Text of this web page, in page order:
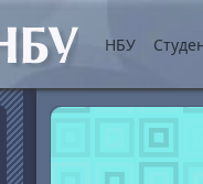
Прескочи на
НБУ